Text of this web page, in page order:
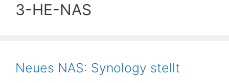
3-HE-NAS
Neues NAS: Synology stellt